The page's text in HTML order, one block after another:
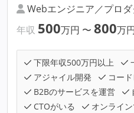
Webエンジニア／プロ
年収 500万円 〜 800万
下限年収500万円以上
アジャイル開発
コー
B2Bのサービスを運営
CTOがいる
オンライ